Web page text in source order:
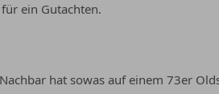
ein Gutachten.
hat sowas auf einem 73er